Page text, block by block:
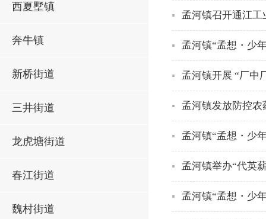
西夏墅镇
奔牛镇
新桥街道
三井街道
龙虎塘街道
春江街道
魏村街道
孟河镇召开通江
孟河镇“孟想・少
孟河镇开展 “厂中
孟河镇发放防控
孟河镇“孟想・少
孟河镇举办“代英
孟河镇“孟想・少